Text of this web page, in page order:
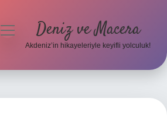
menüyü Deniz ve Macera
Akdeniz’in hikayeleriyle keyifli yolculuk!